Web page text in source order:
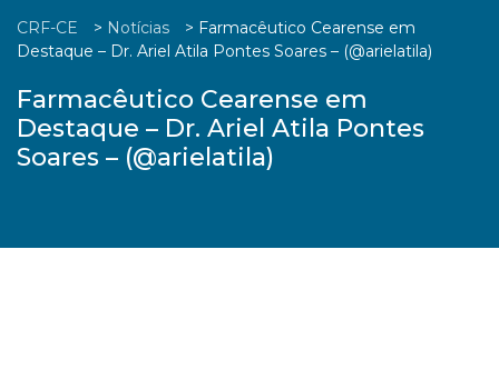
CRF-CE > Notícias > Farmacêutico Cearense em
Destaque – Dr. Ariel Atila Pontes Soares – (@arielatila)
Farmacêutico Cearense em
Destaque – Dr. Ariel Atila Pontes
Soares – (@arielatila)